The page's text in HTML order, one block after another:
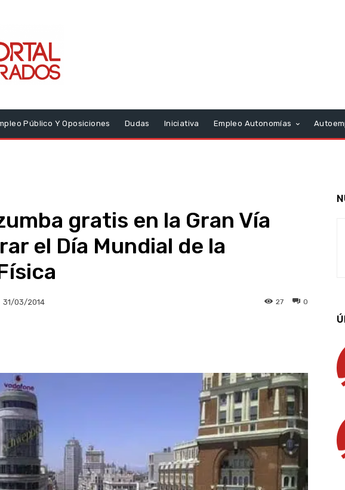
Público Y Oposiciones Dudas Iniciativa Empleo Autonomías
gratis en la Gran Vía
el Día Mundial de la
31/03/2014 0
27